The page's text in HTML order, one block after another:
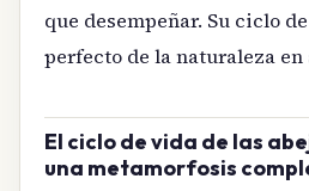
que desempeñar. Su ciclo
perfecto de la naturaleza en
El ciclo de vida de las
una metamorfosis